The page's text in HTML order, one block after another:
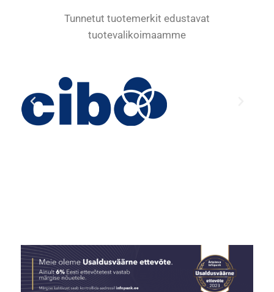
Tunnetut tuotemerkit edustavat
tuotevalikoimaamme